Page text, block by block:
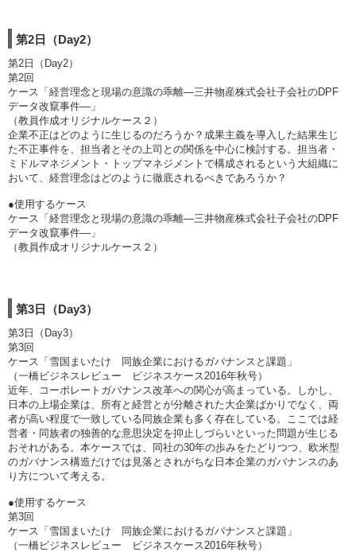
第2日（Day2）
第2日（Day2）
第2回
ケース「経営理念と現場の意識の乖離―三井物産株式会社子会社のDPF
データ改竄事件―」
（教員作成オリジナルケース２）
企業不正はどのように生じるのだろうか？成果主義を導入した結果生じ
た不正事件を、担当者とその上司との関係を中心に検討する。担当者・
ミドルマネジメント・トップマネジメントで構成されるという大組織に
おいて、経営理念はどのように徹底されるべきであろうか？
●使用するケース
ケース「経営理念と現場の意識の乖離―三井物産株式会社子会社のDPF
データ改竄事件―」
（教員作成オリジナルケース２）
第3日（Day3）
第3日（Day3）
第3回
ケース「雪国まいたけ 同族企業におけるガバナンスと課題」
（一橋ビジネスレビュー ビジネスケース2016年秋号）
近年、コーポレートガバナンス改革への関心が高まっている。しかし、
日本の上場企業は、所有と経営とが分離された大企業ばかりでなく、両
者が高い程度で一致している同族企業も多く存在している。ここでは経
営者・同族者の独善的な意思決定を抑止しづらいといった問題が生じる
おそれがある。本ケースでは、同社の30年の歩みをたどりつつ、欧米型
のガバナンス構造だけでは見落とされがちな日本企業のガバナンスのあ
り方について考える。
●使用するケース
第3回
ケース「雪国まいたけ 同族企業におけるガバナンスと課題」
（一橋ビジネスレビュー ビジネスケース2016年秋号）